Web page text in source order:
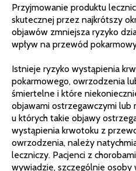
Przyjmowanie produktu
skutecznej przez najkrótszy
objawów zmniejsza ryzyko
wpływ na przewód
Istnieje ryzyko wystąpienia
pokarmowego, owrzodzenia
śmiertelne i które
objawami ostrzegawczymi lub
u których takie objawy
wystąpienia krwotoku z
owrzodzenia, należy
leczniczy. Pacjenci z
wywiadzie, szczególnie osoby